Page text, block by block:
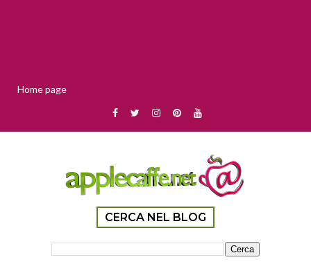
Home page
CERCA NEL BLOG